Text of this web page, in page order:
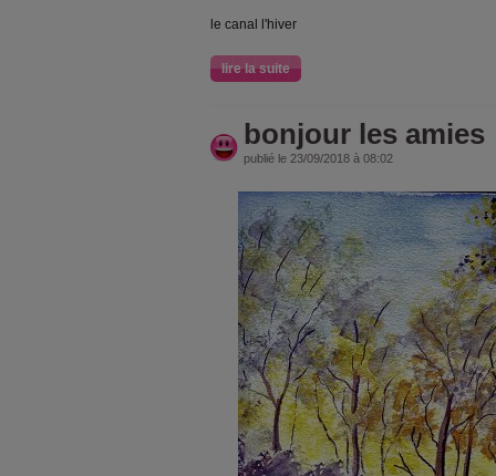
le canal l'hiver
lire la suite
bonjour les amies
publié le 23/09/2018 à 08:02